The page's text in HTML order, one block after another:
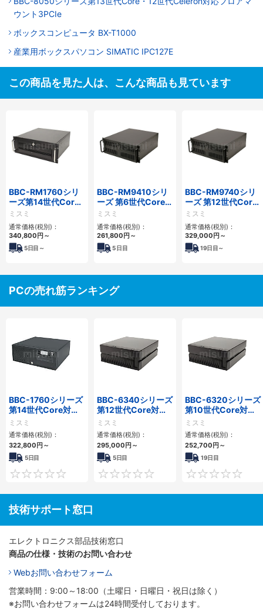
ウント3PCIe
ボックスコンピュータ BX-T1000
産業用ボックスパソコン SIMATIC IPC127E
この商品を見た人は、こんな商品も見ています
BBC-RM1760シリ
ーズ第14世代Core
対応ラックマウント
3PCIe
ミスミ
通常価格(税別)：
340,800円～
5日目～
BBC-RM9410シリ
ーズ 第6世代Core対
応ラックマウント
FAPC 3PCI・3PCIe
ミスミ
通常価格(税別)：
261,800円～
5日目
BBC-RM9740シリ
ーズ 第12世代Core
対応ラックマウント
FAPC4PCI・3PCIe
ミスミ
通常価格(税別)：
329,000円～
19日目～
PCの売れ筋ランキング
BBC-1760シリーズ
第14世代Core対応
小型フロアマウント
3PCIe
ミスミ
通常価格(税別)：
322,800円～
5日目
0
BBC-6340シリーズ
第12世代Core対応
小型フロアマウント
PC2PCI/2PCIe
ミスミ
通常価格(税別)：
295,000円～
5日目
0
BBC-6320シリーズ
第10世代Core対応
小型フロアマウント
FAPC 2PCI・2PCIe
ミスミ
通常価格(税別)：
252,700円～
19日目
技術サポート窓口
エレクトロニクス部品技術窓口
商品の仕様・技術のお問い合わせ
Webお問い合わせフォーム
営業時間：9:00～18:00（土曜日・日曜日・祝日は除く）
※お問い合わせフォームは24時間受付しております。